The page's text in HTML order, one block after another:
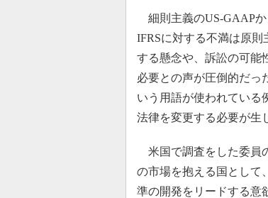
細則主義のUS-GAAPか
IFRSに対する不満は原
する懸念や、訴訟の可能
必要との声が圧倒的だっ
いう用語が使われている
法律を変更する必要が生
米国で調査をした委員
の市場を抱える国として
準の開発をリードする意